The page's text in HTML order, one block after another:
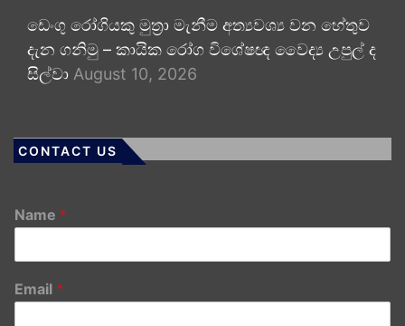
ඩෙංගු රෝගියකු ⁣මුත්‍රා මැනීම අත්‍යවශ්‍ය වන හේතුව
දැන ගනිමු – කායික රෝග විශේෂඥ වෛද්‍ය උපුල් ද
සිල්වා August 10, 2026
CONTACT US
Name *
Email *